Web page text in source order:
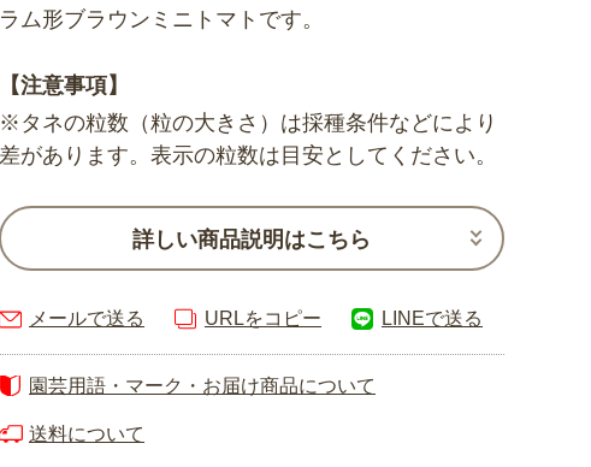
ラム形ブラウンミニトマトです。
【注意事項】
※タネの粒数（粒の大きさ）は採種条件などにより
差があります。表示の粒数は目安としてください。
詳しい商品説明はこちら
メールで送る URLをコピー LINEで送る
園芸用語・マーク・お届け商品について
送料について